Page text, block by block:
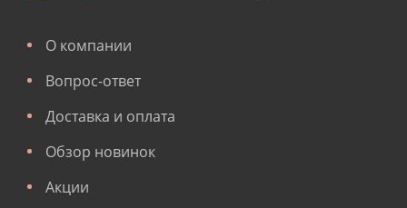
О компании
Вопрос-ответ
Доставка и оплата
Обзор новинок
Акции